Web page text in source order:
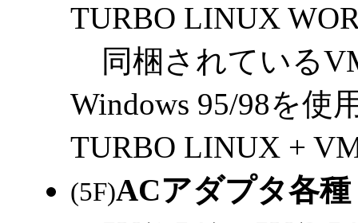
TURBO LINUX
同梱されている
Windows 95/98を使
TURBO LINUX +
(5F)ACアダプタ各